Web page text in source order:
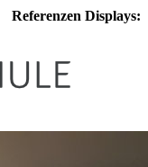
Referenzen Displays: